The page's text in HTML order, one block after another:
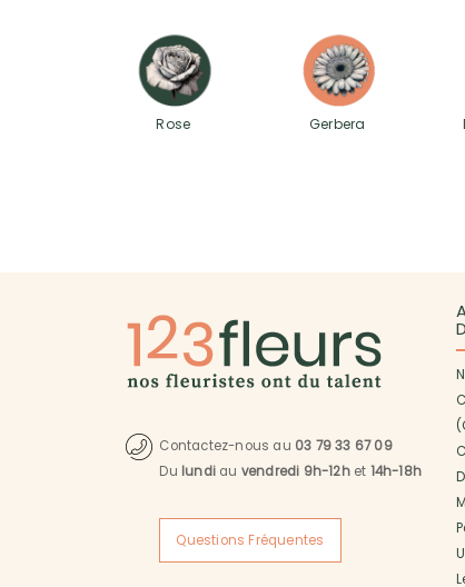
Rose Gerbera
Contactez-nous au 03 79 33 67 09
Du lundi au vendredi 9h-12het 14h-18h
Questions Fréquentes